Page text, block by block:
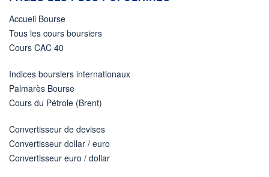
RISQUE DU FONDS (SRI)
4/7
Accueil Bourse
Tous les cours boursiers
Cours CAC 40
Indices boursiers internationaux
Palmarès Bourse
Cours du Pétrole (Brent)
Convertisseur de devises
Convertisseur dollar / euro
Convertisseur euro / dollar